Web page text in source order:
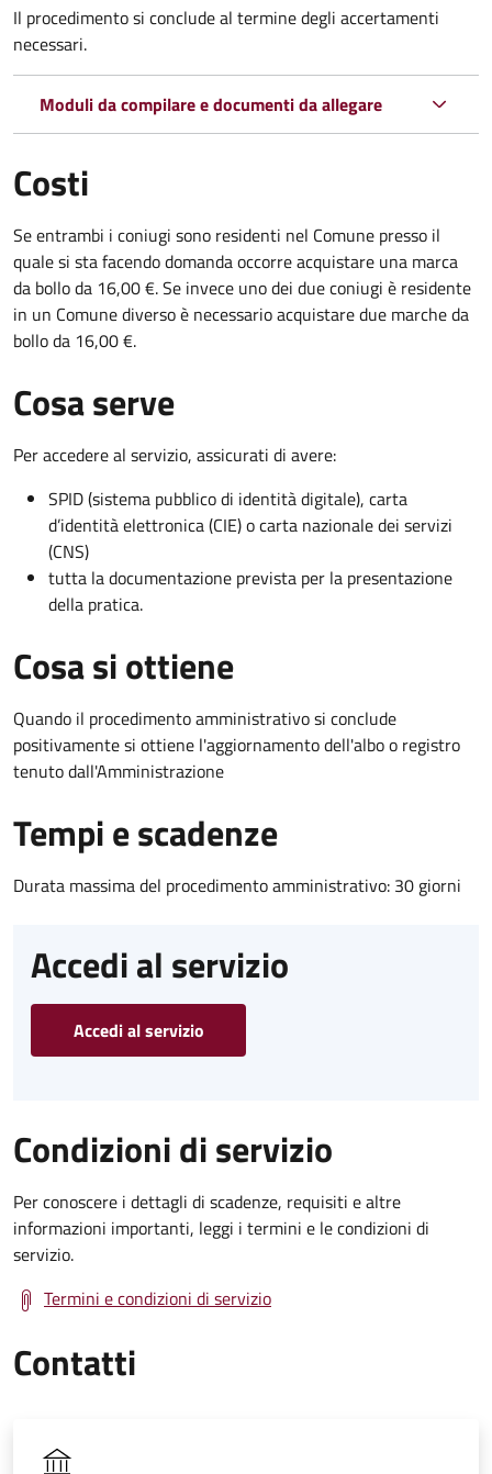
Il procedimento si conclude al termine degli accertamenti
necessari.
Moduli da compilare e documenti da allegare
Costi
Se entrambi i coniugi sono residenti nel Comune presso il
quale si sta facendo domanda occorre acquistare una marca
da bollo da 16,00 €. Se invece uno dei due coniugi è residente
in un Comune diverso è necessario acquistare due marche da
bollo da 16,00 €.
Cosa serve
Per accedere al servizio, assicurati di avere:
SPID (sistema pubblico di identità digitale), carta
d’identità elettronica (CIE) o carta nazionale dei servizi
(CNS)
tutta la documentazione prevista per la presentazione
della pratica.
Cosa si ottiene
Quando il procedimento amministrativo si conclude
positivamente si ottiene l'aggiornamento dell'albo o registro
tenuto dall'Amministrazione
Tempi e scadenze
Durata massima del procedimento amministrativo: 30 giorni
Accedi al servizio
Accedi al servizio
Condizioni di servizio
Per conoscere i dettagli di scadenze, requisiti e altre
informazioni importanti, leggi i termini e le condizioni di
servizio.
Termini e condizioni di servizio
Contatti